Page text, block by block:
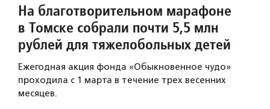
На благотворительном марафоне
в Томске собрали почти 5,5 млн
рублей для тяжелобольных детей
Ежегодная акция фонда «Обыкновенное чудо»
проходила с 1 марта в течение трех весенних
месяцев.